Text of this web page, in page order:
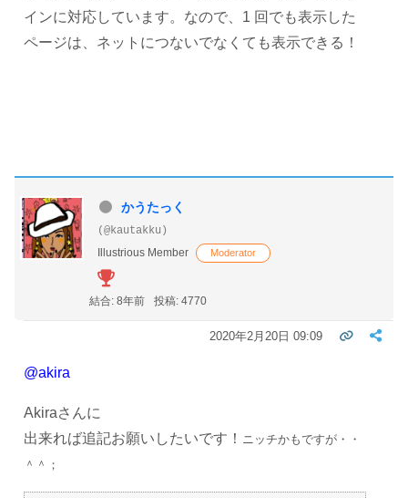
インに対応しています。なので、1 回でも表示した
ページは、ネットにつないでなくても表示できる！
かうたっく
(@kautakku)
Illustrious Member
Moderator
結合: 8年前 投稿: 4770
2020年2月20日 09:09
@akira
Akiraさんに
出来れば追記お願いしたいです！ ニッチかもですが・・
＾＾；